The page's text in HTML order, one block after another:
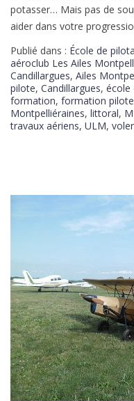
potasser… Mais pas de
aider dans votre
Publié dans : École de
aéroclub Les Ailes
Candillargues, Ailes
pilote, Candillargues, école
formation, formation pilote
Montpelliéraines, littoral,
travaux aériens, ULM, voler